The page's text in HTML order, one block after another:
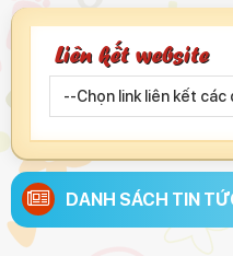
Liên kết website
DANH SÁCH TIN